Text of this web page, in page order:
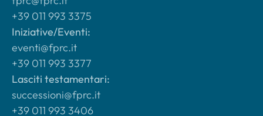
+39 011 993 3375
Iniziative/Eventi:
eventi@fprc.it
+39 011 993 3377
Lasciti testamentari:
successioni@fprc.it
+39 011 993 3406